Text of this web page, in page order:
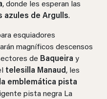
, donde les esperan las
azules de Argulls.
esquiadores
magníficos descensos
de Baqueira y
telesilla Manaud, les
la emblemática pista
pista negra La